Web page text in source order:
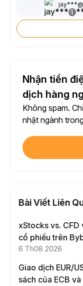
Nhận tiền
dịch hàng
Không spam.
nhật ngành
Bài Viết Liên
xStocks vs. CFD
cổ phiếu trên
6 Th08 2026
Giao dịch EUR/
sách của ECB